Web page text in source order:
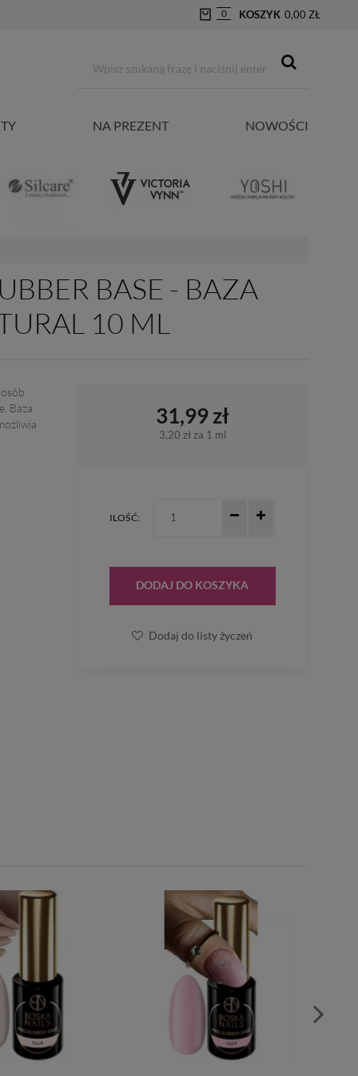
0 KOSZYK 0,00 ZŁ
NA PREZENT NOWOŚCI
BASE - BAZA
10 ML
Baza
31,99 zł
3,20 złza 1 ml
ILOŚĆ:
DODAJ DO KOSZYKA
Dodaj do listy życzeń